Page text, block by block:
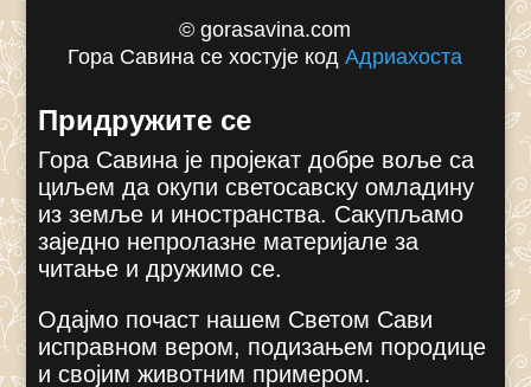
© gorasavina.com
Гора Савина се хостује кодАдриахоста
Придружите се
Гора Савина је пројекат добре воље са
циљем да окупи светосавску омладину
из земље и иностранства. Сакупљамо
заједно непролазне материјале за
читање и дружимо се.
Одајмо почаст нашем Светом Сави
исправном вером, подизањем породице
и својим животним примером.